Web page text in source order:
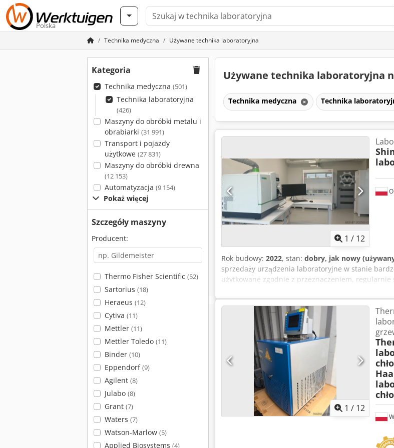
Polska
Technika medyczna Używane technika laboratoryjna
Kategoria
Technika medyczna (501)
Technika laboratoryjna
(426)
Maszyny do obróbki metalu i
obrabiarki (31 991)
Transport i pojazdy
użytkowe (27 831)
Maszyny do obróbki drewna
(12 153)
Automatyzacja (9 154)
Pokaż więcej
Szczegóły maszyny
Producent:
Thermo Fisher Scientific (52)
Sartorius (18)
Heraeus (12)
Cytiva (11)
Mettler (11)
Mettler Toledo (11)
Binder (10)
Eppendorf(9)
Agilent (8)
Julabo (8)
Grant (7)
Waters (7)
Watson-Marlow (5)
Applied Biosystems (4)
Używane technika laboratoryjna
Technika medyczna Technika
1 / 12
Rok budowy: 2022, stan: dobry, jak nowy
sprzedaży urządzenia laboratoryjne w stanie
użytkowane zgodnie z przeznaczeniem,
natychmiastowego użytku. Dodpsxmhfrefx Afkock
*Spektrofotometr*, *Wytrząsarki*,
*Łaźnia wodna Laboplay W415B*, *Czasza
EX12001/M*, *Młynek kriogeniczny*, *Natryski
Multitube Vortexer DVX 2500 VWR*, *Stacja
wyspy. To doskonała okazja dla instytucji
chemicznej i medycznej do pozyskania wysokiej
stanie bardzo dobrym, niektóre sprzęty były tylko
kontaktu i obejrzenia sprzętu na miejscu w Polsce,
1 / 12